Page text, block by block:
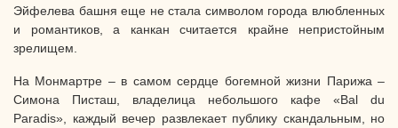
Эйфелева башня еще не стала символом города влюбленных
и романтиков, а канкан считается крайне непристойным
зрелищем.
На Монмартре – в самом сердце богемной жизни Парижа –
Симона Писташ, владелица небольшого кафе «Bal du
Paradis», каждый вечер развлекает публику скандальным, но